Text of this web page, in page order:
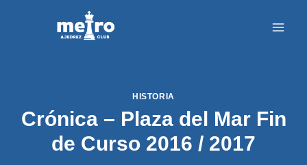
HISTORIA
Crónica – Plaza del Mar Fin
de Curso 2016 / 2017